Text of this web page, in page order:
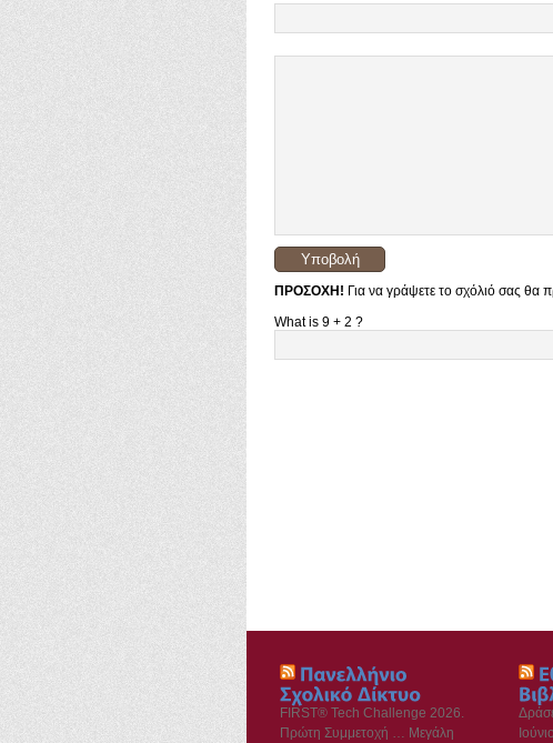
ΠΡΟΣΟΧΗ! Για να γράψετε το σχόλιό σας
What is 9 + 2 ?
FIRST® Tech Challenge 2026.
Πρώτη Συμμετοχή … Μεγάλη